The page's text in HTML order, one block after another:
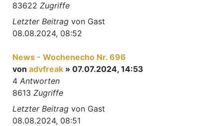
83622 Zugriffe
Letzter Beitrag von Gast
08.08.2024, 08:52
News - Wochenecho Nr. 696
von advfreak » 07.07.2024, 14:53
4 Antworten
8613 Zugriffe
Letzter Beitrag von Gast
08.08.2024, 08:51